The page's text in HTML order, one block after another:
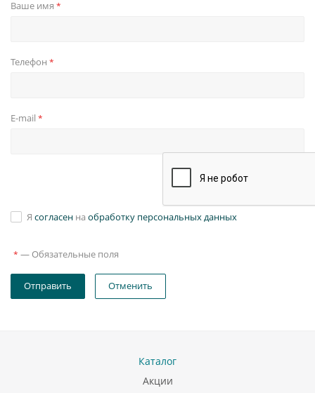
Ваше имя *
Телефон *
E-mail *
Я согласен на обработку персональных данных
* — Обязательные поля
Отправить Отменить
Каталог
Акции